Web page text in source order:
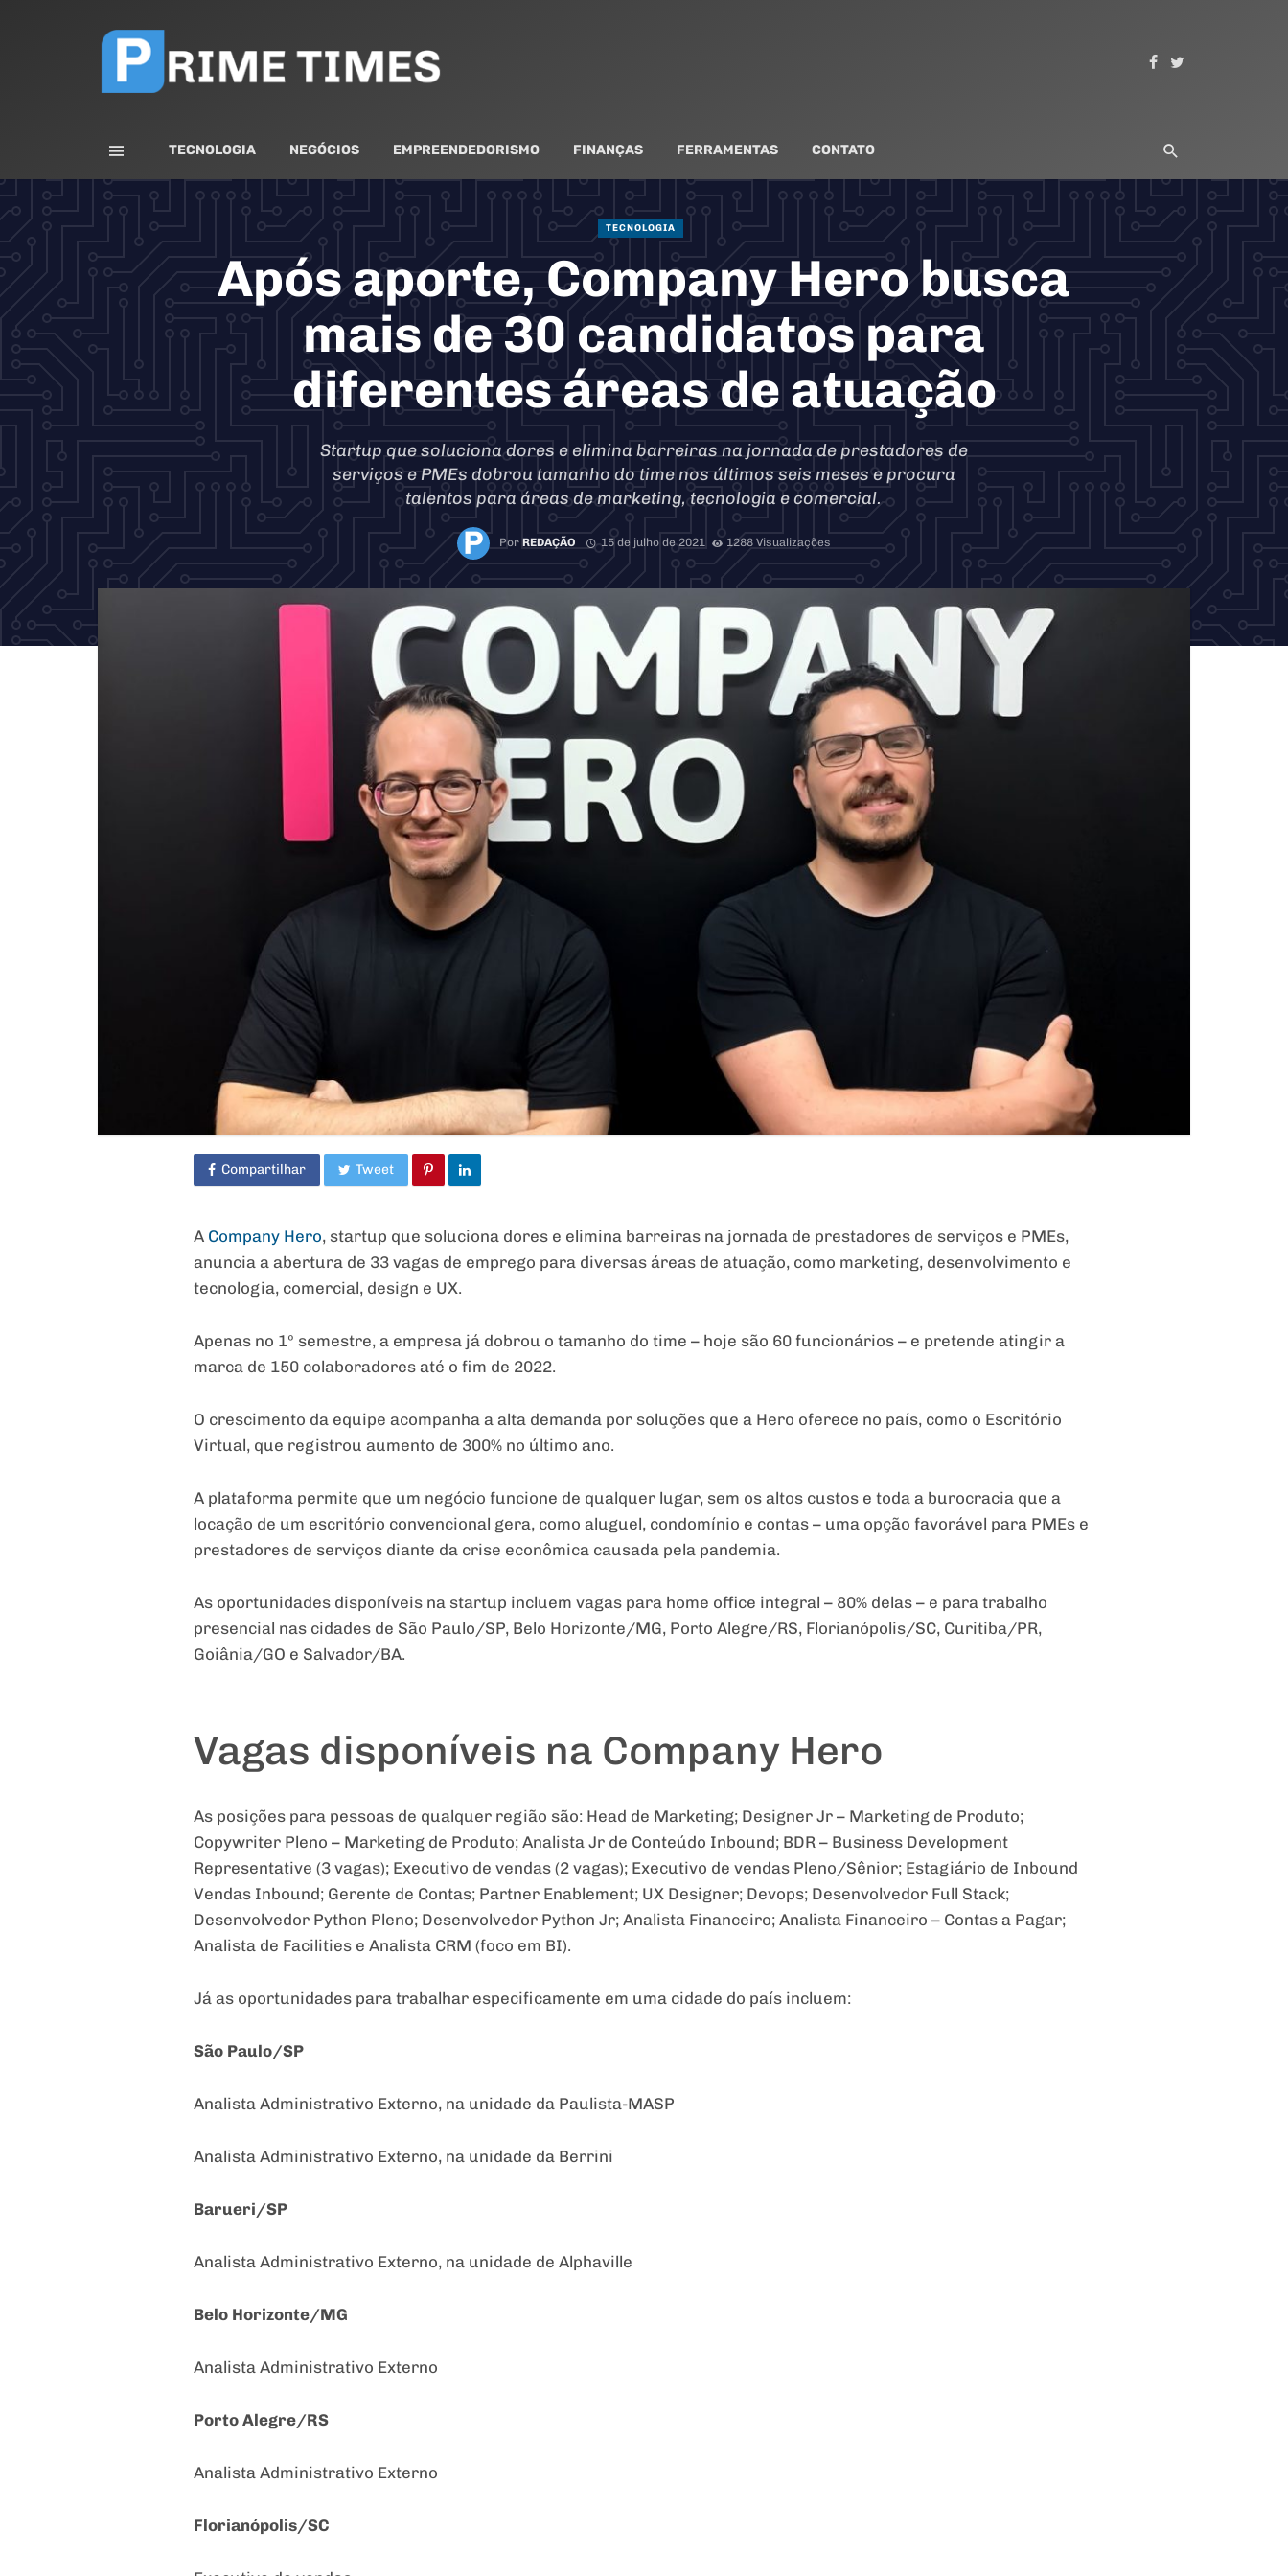
TECNOLOGIA NEGÓCIOS EMPREENDEDORISMO FINANÇAS FERRAMENTAS CONTATO
TECNOLOGIA
Após aporte, Company Hero busca
mais de 30 candidatos para
diferentes áreas de atuação
Startup que soluciona dores e elimina barreiras na jornada de prestadores de
serviços e PMEs dobrou tamanho do time nos últimos seis meses e procura
talentos para áreas de marketing, tecnologia e comercial.
Por REDAÇÃO 15 de julho de 2021 1288 Visualizações
Compartilhar Tweet
A Company Hero, startup que soluciona dores e elimina barreiras na jornada de prestadores de serviços e PMEs,
anuncia a abertura de 33 vagas de emprego para diversas áreas de atuação, como marketing, desenvolvimento e
tecnologia, comercial, design e UX.
Apenas no 1º semestre, a empresa já dobrou o tamanho do time – hoje são 60 funcionários – e pretende atingir a
marca de 150 colaboradores até o fim de 2022.
O crescimento da equipe acompanha a alta demanda por soluções que a Hero oferece no país, como o Escritório
Virtual, que registrou aumento de 300% no último ano.
A plataforma permite que um negócio funcione de qualquer lugar, sem os altos custos e toda a burocracia que a
locação de um escritório convencional gera, como aluguel, condomínio e contas – uma opção favorável para PMEs e
prestadores de serviços diante da crise econômica causada pela pandemia.
As oportunidades disponíveis na startup incluem vagas para home office integral – 80% delas – e para trabalho
presencial nas cidades de São Paulo/SP, Belo Horizonte/MG, Porto Alegre/RS, Florianópolis/SC, Curitiba/PR,
Goiânia/GO e Salvador/BA.
Vagas disponíveis na Company Hero
As posições para pessoas de qualquer região são: Head de Marketing; Designer Jr – Marketing de Produto;
Copywriter Pleno – Marketing de Produto; Analista Jr de Conteúdo Inbound; BDR – Business Development
Representative (3 vagas); Executivo de vendas (2 vagas); Executivo de vendas Pleno/Sênior; Estagiário de Inbound
Vendas Inbound; Gerente de Contas; Partner Enablement; UX Designer; Devops; Desenvolvedor Full Stack;
Desenvolvedor Python Pleno; Desenvolvedor Python Jr; Analista Financeiro; Analista Financeiro – Contas a Pagar;
Analista de Facilities e Analista CRM (foco em BI).
Já as oportunidades para trabalhar especificamente em uma cidade do país incluem:
São Paulo/SP
Analista Administrativo Externo, na unidade da Paulista-MASP
Analista Administrativo Externo, na unidade da Berrini
Barueri/SP
Analista Administrativo Externo, na unidade de Alphaville
Belo Horizonte/MG
Analista Administrativo Externo
Porto Alegre/RS
Analista Administrativo Externo
Florianópolis/SC